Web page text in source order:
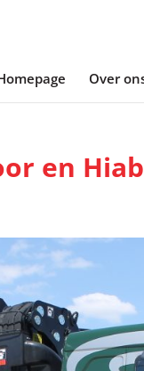
Over
en